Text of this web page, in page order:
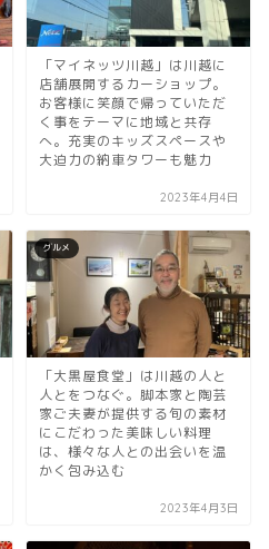
「マイネッツ川越」は川越に
店舗展開するカーショップ。
お客様に笑顔で帰っていただ
く事をテーマに地域と共存
へ。充実のキッズスペースや
大迫力の納車タワーも魅力
2023年4月4日
グルメ
「大黒屋食堂」は川越の人と
人とをつなぐ。脚本家と陶芸
家ご夫妻が提供する旬の素材
にこだわった美味しい料理
は、様々な人との出会いを温
かく包み込む
2023年4月3日